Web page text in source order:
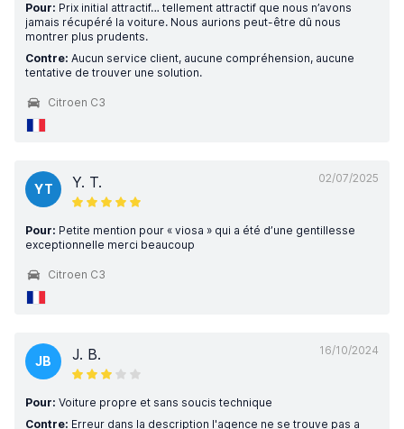
Pour: Prix initial attractif… tellement attractif que nous n’avons
jamais récupéré la voiture. Nous aurions peut-être dû nous
montrer plus prudents.
Contre: Aucun service client, aucune compréhension, aucune
tentative de trouver une solution.
Citroen C3
02/07/2025
YT Y. T.
Pour: Petite mention pour « viosa » qui a été d’une gentillesse
exceptionnelle merci beaucoup
Citroen C3
16/10/2024
JB J. B.
Pour: Voiture propre et sans soucis technique
Contre: Erreur dans la description l'agence ne se trouve pas a